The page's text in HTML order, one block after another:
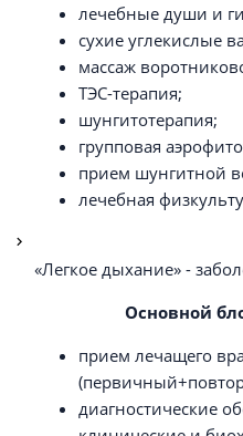
лечебные души и
сухие углекислые
массаж
ТЭС-терапия;
шунгитотерапия;
групповая
прием шунгитной
лечебная
«Легкое дыхание» -
Основной
прием лечащего
диагностические